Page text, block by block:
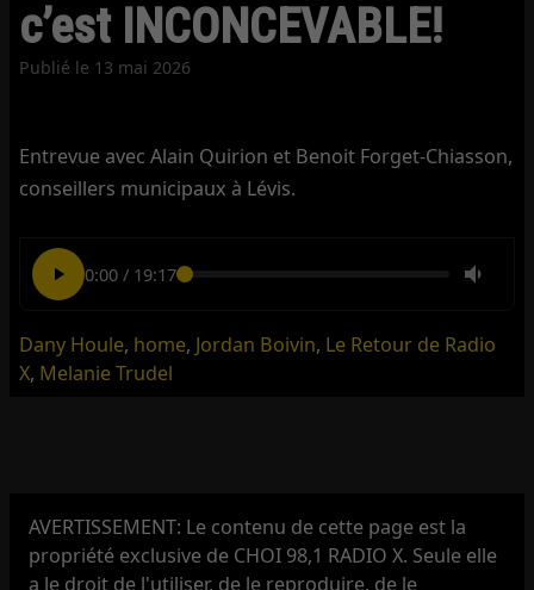
c’est INCONCEVABLE!
Publié le 13 mai 2026
Entrevue avec Alain Quirion et Benoit Forget-Chiasson,
conseillers municipaux à Lévis.
0:00/ 19:17
Dany Houle, home, Jordan Boivin, Le Retour de Radio
X, Melanie Trudel
AVERTISSEMENT: Le contenu de cette page est la
propriété exclusive de CHOI 98,1 RADIO X. Seule elle
a le droit de l'utiliser, de le reproduire, de le